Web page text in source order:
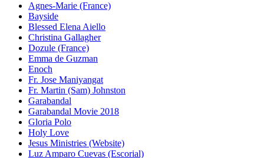
Agnes-Marie (France)
Bayside
Blessed Elena Aiello
Christina Gallagher
Dozule (France)
Emma de Guzman
Enoch
Fr. Jose Maniyangat
Fr. Martin (Sam) Johnston
Garabandal
Garabandal Movie 2018
Gloria Polo
Holy Love
Jesus Ministries (Website)
Luz Amparo Cuevas (Escorial)